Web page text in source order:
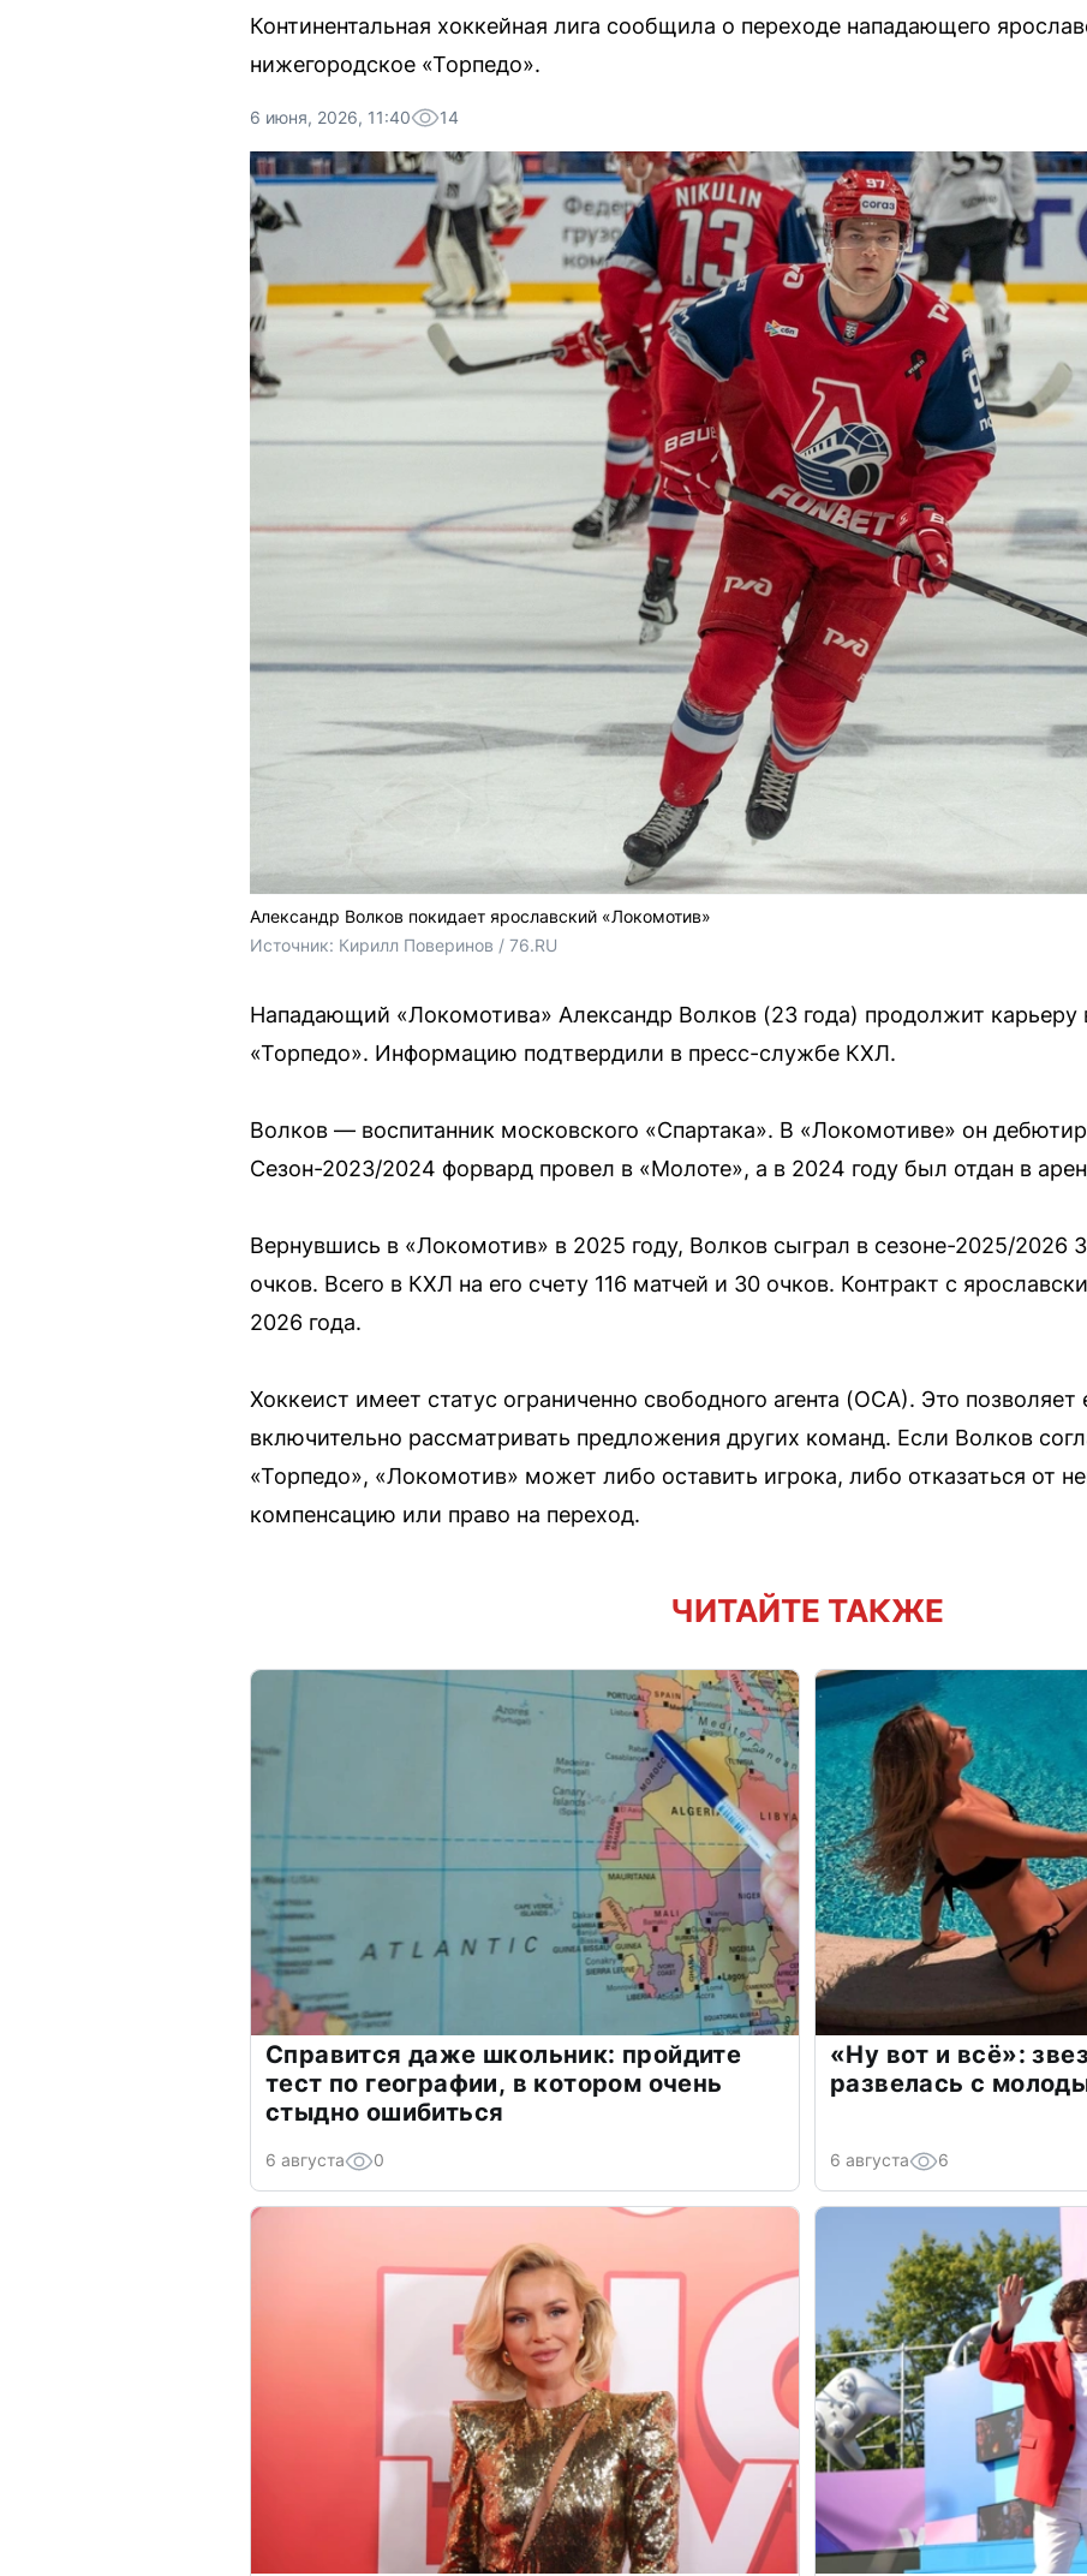
Континентальная хоккейная лига сообщила о переходе нападающего
нижегородское «Торпедо».
6 июня, 2026, 11:40 14
Александр Волков покидает ярославский «Локомотив»
Источник: Кирилл Поверинов / 76.RU
Нападающий «Локомотива» Александр Волков (23 года) продолжит карьеру
«Торпедо». Информацию подтвердили в пресс-службе КХЛ.
Волков — воспитанник московского «Спартака». В «Локомотиве» он
Сезон-2023/2024 форвард провел в «Молоте», а в 2024 году был отдан в
Вернувшись в «Локомотив» в 2025 году, Волков сыграл в сезоне-2025/2026
очков. Всего в КХЛ на его счету 116 матчей и 30 очков. Контракт с
2026 года.
Хоккеист имеет статус ограниченно свободного агента (ОСА). Это
включительно рассматривать предложения других команд. Если Волков
«Торпедо», «Локомотив» может либо оставить игрока, либо отказаться от
компенсацию или право на переход.
ЧИТАЙТЕ ТАКЖЕ
Справится даже школьник: пройдите
тест по географии, в котором очень
стыдно ошибиться
6 августа 0
«Ну вот и всё»:
развелась с
6 августа 6